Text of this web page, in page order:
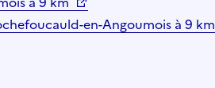
en-Angoumois à 9 km